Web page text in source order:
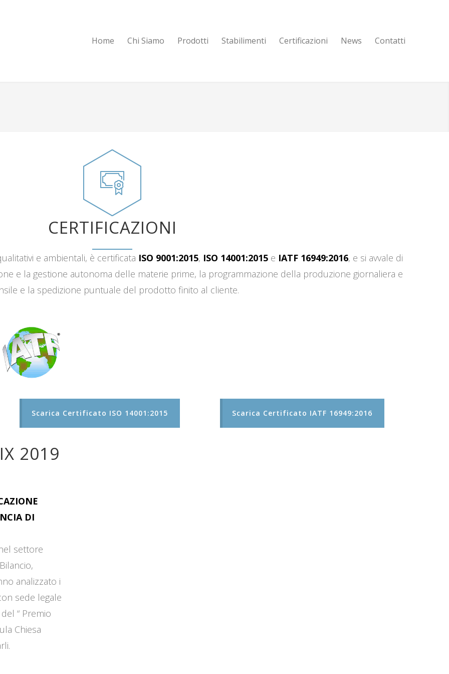
Home Chi Siamo Prodotti Stabilimenti Certificazioni News Contatti
CERTIFICAZIONI
e ambientali, è certificata ISO 9001:2015, ISO 14001:2015 e IATF 16949:2016, e si avvale di
e la gestione autonoma delle materie prime, la programmazione della produzione giornaliera e
e la spedizione puntuale del prodotto finito al cliente.
Scarica Certificato ISO 14001:2015 Scarica Certificato IATF 16949:2016
2019
DI
settore
analizzato i
sede legale
“ Premio
Chiesa